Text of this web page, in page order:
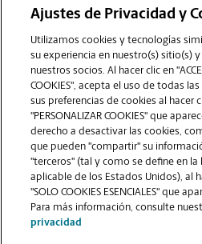
VER LA PÁGINA DE
Ajustes de Privacidad y
Utilizamos cookies y tecnologías
su experiencia en nuestro(s) sitio(s)
nuestros socios. Al hacer clic en
COOKIES", acepta el uso de todas
sus preferencias de cookies al hacer
"PERSONALIZAR COOKIES" que
derecho a desactivar las cookies,
que pueden "compartir" su
"terceros" (tal y como se define en la
aplicable de los Estados Unidos), al
"SOLO COOKIES ESENCIALES" que
Para más información, consulte
privacidad